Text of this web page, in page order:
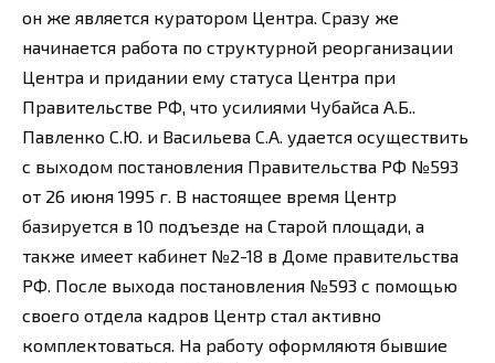
он же является куратором Центра. Сразу же
начинается работа по структурной реорганизации
Центра и придании ему статуса Центра при
Правительстве РФ, что усилиями Чубайса А.Б..
Павленко С.Ю. и Васильева С.А. удается осуществить
с выходом постановления Правительства РФ №593
от 26 июня 1995 г. В настоящее время Центр
базируется в 10 подъезде на Старой площади, а
также имеет кабинет №2-18 в Доме правительства
РФ. После выхода постановления №593 с помощью
своего отдела кадров Центр стал активно
комплектоваться. На работу оформляютя бывшие